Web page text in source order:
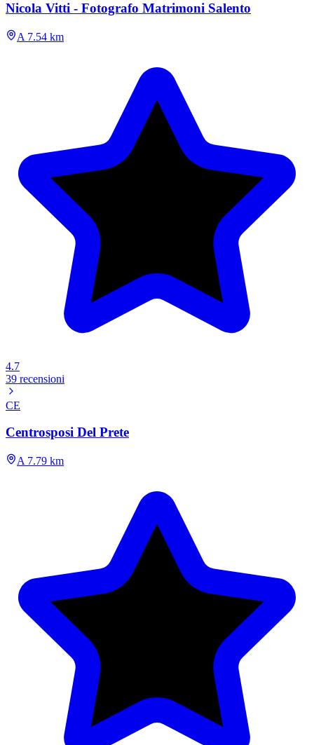
Nicola Vitti - Fotografo Matrimoni Salento
A 7.54 km
4.7
39 recensioni
CE
Centrosposi Del Prete
A 7.79 km